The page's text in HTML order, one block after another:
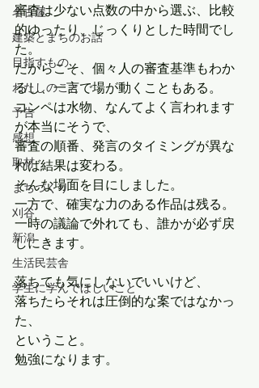
名古屋
建築とまちのお話
目指すもの
わたしのこと
予告
感想
取材
まちづくり
刈谷
新潟
生活民芸舎
学生に学んでほしいこと
審査は少ない点数の中から選ぶ、比較
的ゆったり、じっくりとした時間でし
た。
だからこそ、個々人の審査基準もわか
るし、一言で場が動くこともある。
コンペは水物、なんてよく言われます
が本当にそうで、
審査の順番、発言のタイミングが異な
れば結果は変わる。
そんな場面を目にしました。
一方で、確実な力のある作品は残る。
一時の議論で外れても、誰かが必ず戻
しにきます。
落ちても気にしないでいいけど、
落ちたらそれは圧倒的な案ではなかっ
た、
ということ。
勉強になります。